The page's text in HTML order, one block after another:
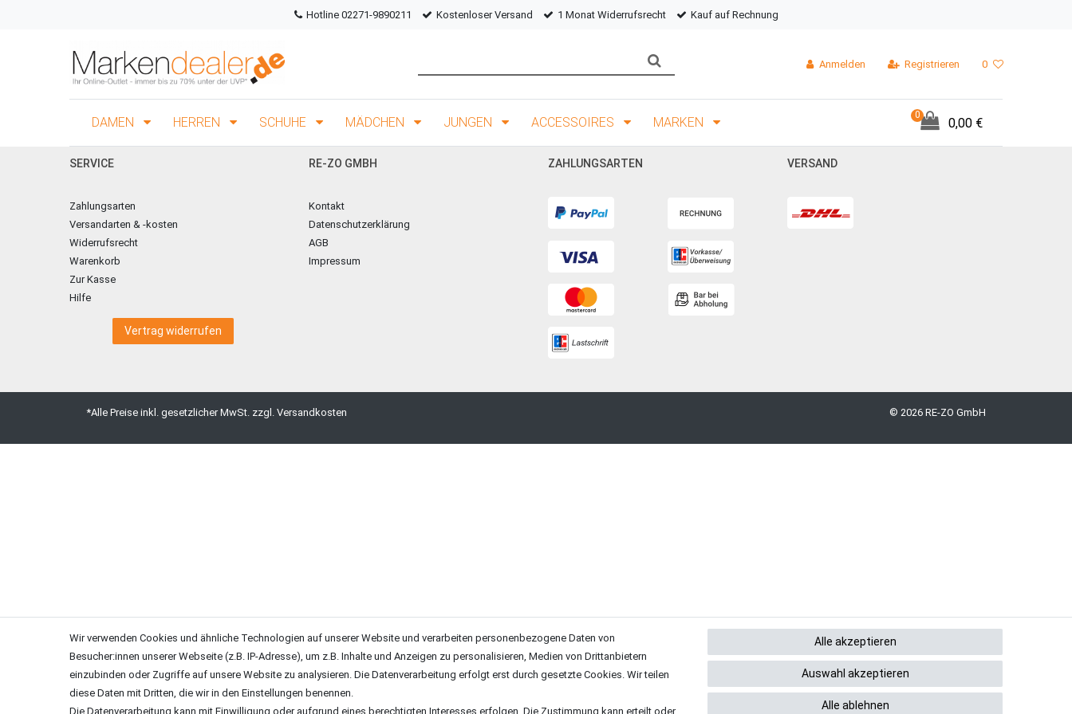
Hotline 02271-9890211 Kostenloser Versand 1 Monat Widerrufsrecht Kauf auf Rechnung
Anmelden Registrieren 0
DAMEN HERREN SCHUHE MÄDCHEN JUNGEN ACCESSOIRES MARKEN
0
0,00 €
SERVICE
Zahlungsarten
Versandarten & -kosten
Widerrufsrecht
Warenkorb
Zur Kasse
Hilfe
Vertrag widerrufen
RE-ZO GMBH
Kontakt
Datenschutzerklärung
AGB
Impressum
ZAHLUNGSARTEN VERSAND
*Alle Preise inkl. gesetzlicher MwSt. zzgl. Versandkosten © 2026 RE-ZO GmbH
Wir verwenden Cookies und ähnliche Technologien auf unserer Website und verarbeiten personenbezogene Daten von
Besucher:innen unserer Webseite (z.B. IP-Adresse), um z.B. Inhalte und Anzeigen zu personalisieren, Medien von Drittanbietern
einzubinden oder Zugriffe auf unsere Website zu analysieren. Die Datenverarbeitung erfolgt erst durch gesetzte Cookies. Wir teilen
diese Daten mit Dritten, die wir in den Einstellungen benennen.
Die Datenverarbeitung kann mit Einwilligung oder aufgrund eines berechtigten Interesses erfolgen. Die Zustimmung kann erteilt oder
Alle akzeptieren
Auswahl akzeptieren
Alle ablehnen